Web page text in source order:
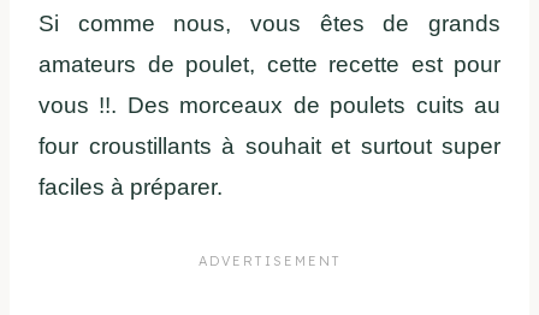
Si comme nous, vous êtes de grands
amateurs de poulet, cette recette est pour
vous !!. Des morceaux de poulets cuits au
four croustillants à souhait et surtout super
faciles à préparer.